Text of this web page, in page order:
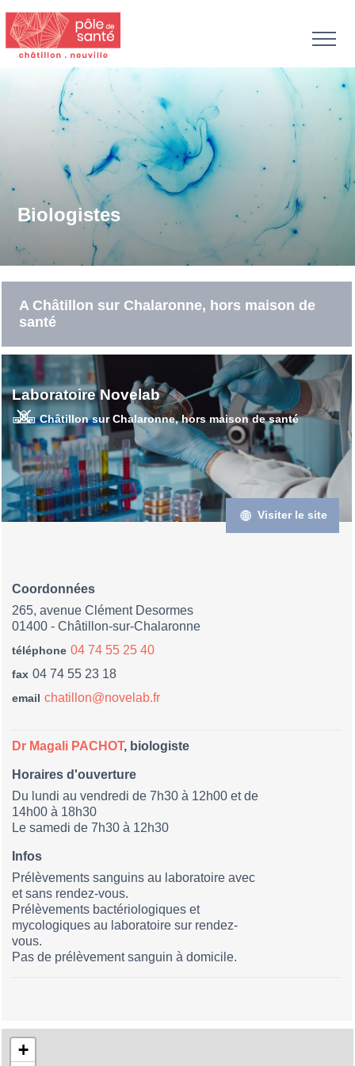
Biologistes
A Châtillon sur Chalaronne, hors maison de
santé
Laboratoire Novelab
Châtillon sur Chalaronne, hors maison de santé
Visiter le site
Coordonnées
265, avenue Clément Desormes
01400 - Châtillon-sur-Chalaronne
téléphone 04 74 55 25 40
fax 04 74 55 23 18
email chatillon@novelab.fr
Dr Magali PACHOT, biologiste
Horaires d'ouverture
Du lundi au vendredi de 7h30 à 12h00 et de
14h00 à 18h30
Le samedi de 7h30 à 12h30
Infos
Prélèvements sanguins au laboratoire avec
et sans rendez-vous.
Prélèvements bactériologiques et
mycologiques au laboratoire sur rendez-
vous.
Pas de prélèvement sanguin à domicile.
+